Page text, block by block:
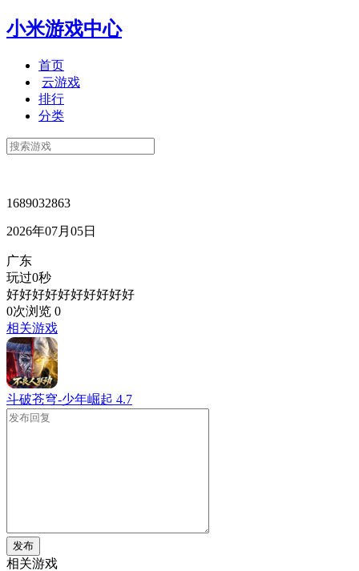
小米游戏中心
首页
云游戏
排行
分类
1689032863
2026年07月05日
广东
玩过0秒
好好好好好好好好好好
0次浏览 0
相关游戏
斗破苍穹-少年崛起 4.7
发布
相关游戏